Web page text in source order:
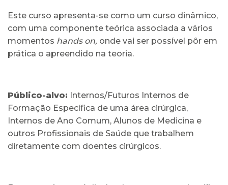
Este curso apresenta-se como um curso dinâmico,
com uma componente teórica associada a vários
momentos hands on, onde vai ser possível pôr em
prática o apreendido na teoria.
Público-alvo: Internos/Futuros Internos de
Formação Específica de uma área cirúrgica,
Internos de Ano Comum, Alunos de Medicina e
outros Profissionais de Saúde que trabalhem
diretamente com doentes cirúrgicos.